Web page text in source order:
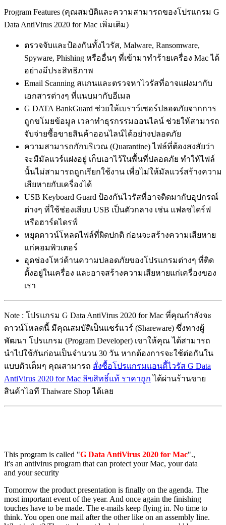
Program Features (คุณสมบัติและความสามารถของโปรแกรม G
Data AntiVirus 2020 for Mac เพิ่มเติม)
ตรวจจับและป้องกันทั้งไวรัส, Malware, Ransomware,
Spyware, Phishing หรืออื่นๆ ที่เข้ามาทำร้ายเครื่อง Mac ได้
อย่างมีประสิทธิภาพ
Email Scanning สแกนและตรวจหาไวรัสที่อาจแฝงมากับ
เอกสารต่างๆ ที่แนบมากับอีเมล
G DATA BankGuard ช่วยให้เบราว์เซอร์ปลอดภัยจากการ
ถูกขโมยข้อมูล เวลาทำธุรกรรมออนไลน์ ช่วยให้สามารถ
จับจ่ายซื้อขายสินค้าออนไลน์ได้อย่างปลอดภัย
ความสามารถกักบริเวณ (Quarantine) ไฟล์ที่ต้องสงสัยว่า
จะมีมัลแวร์แฝงอยู่ เก็บเอาไว้ในพื้นที่ปลอดภัย ทำให้ไฟล์
นั้นไม่สามารถถูกเรียกใช้งาน เพื่อไม่ให้มัลแวร์สร้างความ
เสียหายกับเครื่องได้
USB Keyboard Guard ป้องกันไวรัสที่อาจติดมากับอุปกรณ์
ต่างๆ ที่ใช้ช่องเสียบ USB เป็นตัวกลาง เช่น แฟลชไดร์ฟ
หรือฮาร์ดไดรฟ์
หยุดดาวน์โหลดไฟล์ที่ผิดปกติ ก่อนจะสร้างความเสียหาย
แก่คอมพิวเตอร์
อุดช่องโหว่ด้านความปลอดภัยของโปรแกรมต่างๆ ที่ติด
ตั้งอยู่ในเครื่อง และอาจสร้างความเสียหายแก่เครื่องของ
เรา
Note : โปรแกรม G Data AntiVirus 2020 for Mac ที่คุณกำลังจะ
ดาวน์โหลดนี้ มีคุณสมบัติเป็นแชร์แวร์ (Shareware) ซึ่งทางผู้
พัฒนา โปรแกรม (Program Developer) เขาให้คุณ ได้สามารถ
นำไปใช้กันก่อนเป็นจำนวน 30 วัน หากต้องการจะใช้ต่อกันใน
แบบตัวเต็มๆ คุณสามารถ สั่งซื้อโปรแกรมแอนตี้ไวรัส G Data
AntiVirus 2020 for Mac ลิขสิทธิ์แท้ ราคาถูก ได้ผ่านร้านขาย
สินค้าไอที Thaiware Shop ได้เลย
This program is called "G Data AntiVirus 2020 for Mac".,
It's an antivirus program that can protect your Mac, your data
and your security
Tomorrow the product presentation is finally on the agenda. The
most important event of the year. And once again the finishing
touches have to be made. The e-mails keep flying in. No time to
think. You open one mail after the other like on an assembly line.